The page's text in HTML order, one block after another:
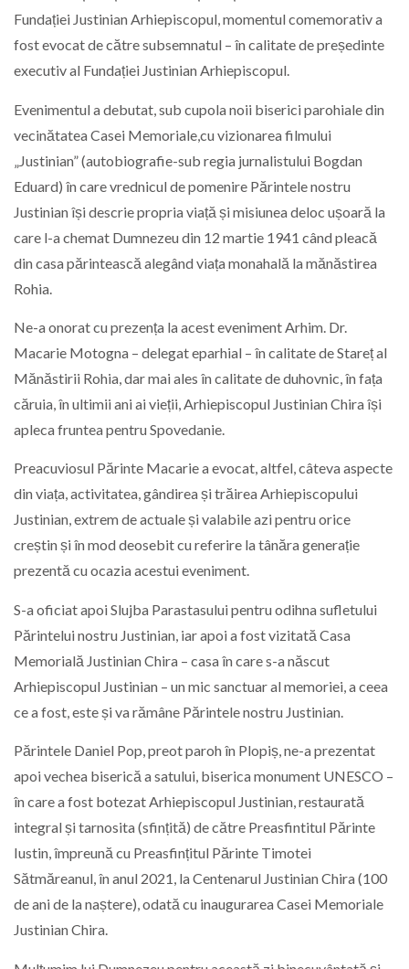
Fundației Justinian Arhiepiscopul, momentul comemorativ a
fost evocat de către subsemnatul – în calitate de președinte
executiv al Fundației Justinian Arhiepiscopul.
Evenimentul a debutat, sub cupola noii biserici parohiale din
vecinătatea Casei Memoriale,cu vizionarea filmului
„Justinian” (autobiografie-sub regia jurnalistului Bogdan
Eduard) în care vrednicul de pomenire Părintele nostru
Justinian își descrie propria viață și misiunea deloc ușoară la
care l-a chemat Dumnezeu din 12 martie 1941 când pleacă
din casa părintească alegând viața monahală la mănăstirea
Rohia.
Ne-a onorat cu prezența la acest eveniment Arhim. Dr.
Macarie Motogna – delegat eparhial – în calitate de Stareț al
Mănăstirii Rohia, dar mai ales în calitate de duhovnic, în fața
căruia, în ultimii ani ai vieții, Arhiepiscopul Justinian Chira își
apleca fruntea pentru Spovedanie.
Preacuviosul Părinte Macarie a evocat, altfel, câteva aspecte
din viața, activitatea, gândirea și trăirea Arhiepiscopului
Justinian, extrem de actuale și valabile azi pentru orice
creștin și în mod deosebit cu referire la tânăra generație
prezentă cu ocazia acestui eveniment.
S-a oficiat apoi Slujba Parastasului pentru odihna sufletului
Părintelui nostru Justinian, iar apoi a fost vizitată Casa
Memorială Justinian Chira – casa în care s-a născut
Arhiepiscopul Justinian – un mic sanctuar al memoriei, a ceea
ce a fost, este și va rămâne Părintele nostru Justinian.
Părintele Daniel Pop, preot paroh în Plopiș, ne-a prezentat
apoi vechea biserică a satului, biserica monument UNESCO –
în care a fost botezat Arhiepiscopul Justinian, restaurată
integral și tarnosita (sfințită) de către Preasfintitul Părinte
Iustin, împreună cu Preasfințitul Părinte Timotei
Sătmăreanul, în anul 2021, la Centenarul Justinian Chira (100
de ani de la naștere), odată cu inaugurarea Casei Memoriale
Justinian Chira.